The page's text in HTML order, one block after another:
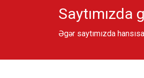
Saytımızda
Əgər saytımızda